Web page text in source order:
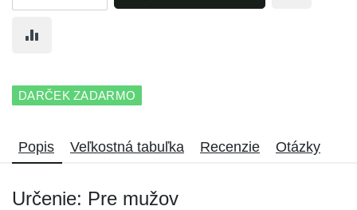
DARČEK ZADARMO
Popis Veľkostná tabuľka Recenzie Otázky
Určenie: Pre mužov